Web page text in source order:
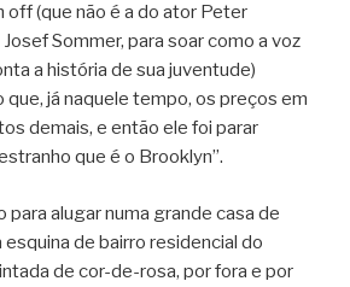
off (que não é a do ator Peter
Sommer, para soar como a voz
a história de sua juventude)
já naquele tempo, os preços em
demais, e então ele foi parar
que é o Brooklyn”.
para alugar numa grande casa de
esquina de bairro residencial do
de cor-de-rosa, por fora e por